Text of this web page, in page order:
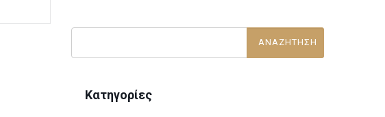
Κατηγορίες